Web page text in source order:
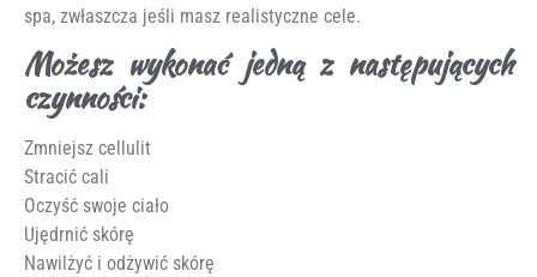
spa, zwłaszcza jeśli masz realistyczne cele.
Możesz wykonać jedną z następujących
czynności:
Zmniejsz cellulit
Stracić cali
Oczyść swoje ciało
Ujędrnić skórę
Nawilżyć i odżywić skórę